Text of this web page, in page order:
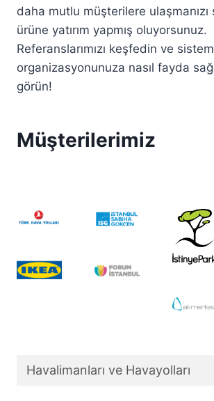
daha mutlu müşterilere
ürüne yatırım yapmış oluyorsunuz.
Referanslarımızı keşfedin ve
organizasyonunuza nasıl fayda
görün!
Müşterilerimiz
Havalimanları ve Havayolları